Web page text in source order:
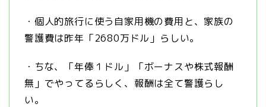
・個人的旅行に使う自家用機の費用と、家族の
警護費は昨年「2680万ドル」らしい。
・ちな、「年俸１ドル」「ボーナスや株式報酬
無」でやってるらしく、報酬は全て警護らし
い。